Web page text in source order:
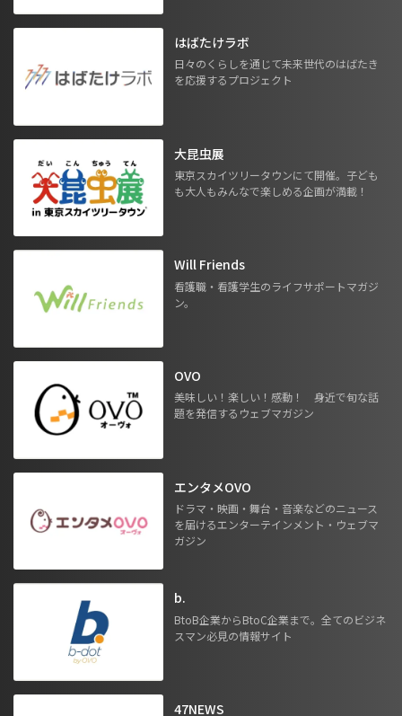
はばたけラボ
日々のくらしを通じて未来世代のはばたき
を応援するプロジェクト
大昆虫展
東京スカイツリータウンにて開催。子ども
も大人もみんなで楽しめる企画が満載！
Will Friends
看護職・看護学生のライフサポートマガジ
ン。
OVO
美味しい！楽しい！感動！ 身近で旬な話
題を発信するウェブマガジン
エンタメOVO
ドラマ・映画・舞台・音楽などのニュース
を届けるエンターテインメント・ウェブマ
ガジン
b.
BtoB企業からBtoC企業まで。全てのビジネ
スマン必見の情報サイト
47NEWS